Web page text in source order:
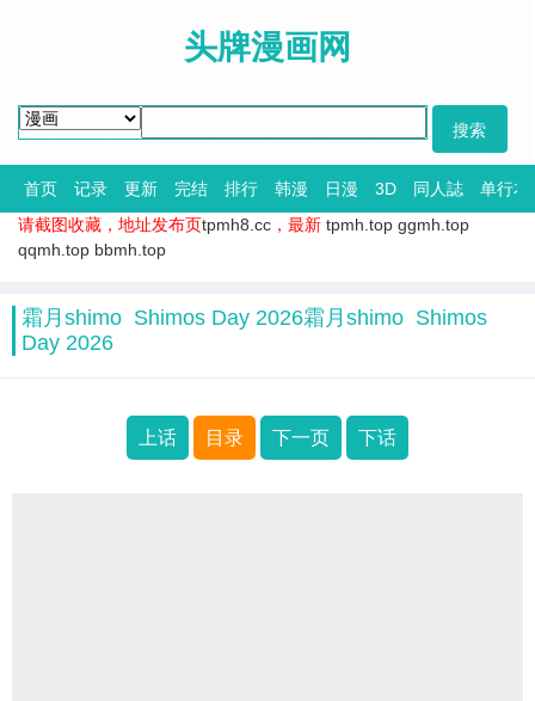
头牌漫画网
首页 记录 更新 完结 排行 韩漫 日漫 3D 同人誌
单行本
请截图收藏，地址发布页tpmh8.cc ，最新 tpmh.top ggmh.top
qqmh.top bbmh.top
霜月shimo Shimos Day 2026霜月shimo Shimos
Day 2026
上话 目录 下一页 下话